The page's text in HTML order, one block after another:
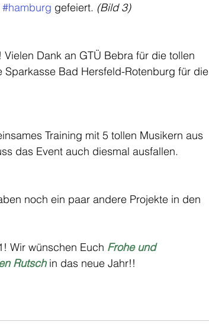
#hamburg gefeiert. (Bild 3)
Dank an GTÜ Bebra für die tollen
Bad Hersfeld-Rotenburg für die
Training mit 5 tollen Musikern aus
das Event auch diesmal ausfallen.
noch ein paar andere Projekte in den
Wir wünschen Euch Frohe und
Rutsch in das neue Jahr!!